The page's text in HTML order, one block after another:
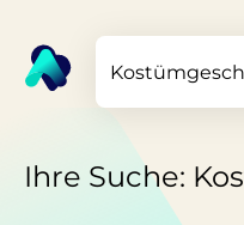
Ihre Suche: